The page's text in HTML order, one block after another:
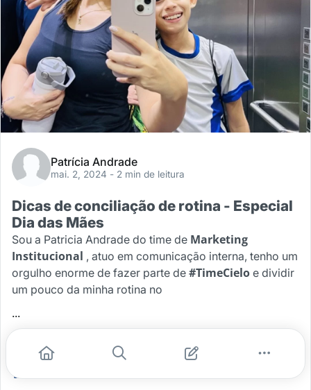
Patrícia Andrade
mai. 2, 2024 - 2 min de leitura
Dicas de conciliação de rotina - Especial
Dia das Mães
Sou a Patricia Andrade do time de Marketing
Institucional , atuo em comunicação interna, tenho um
orgulho enorme de fazer parte de #TimeCielo e dividir
um pouco da minha rotina no
...
Leia mais